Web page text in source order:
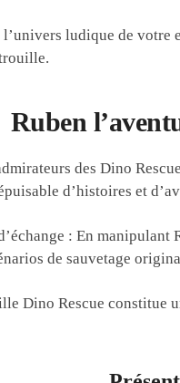
ludique de votre
Ruben
des Dino
d’histoires et
: En
de sauvetage
Dino Rescue constitue